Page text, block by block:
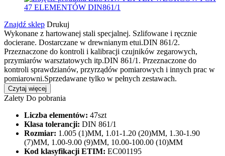
Znajdź sklep Drukuj
Wykonane z hartowanej stali specjalnej. Szlifowane i ręcznie
docierane. Dostarczane w drewnianym etui.DIN 861/2.
Przeznaczone do kontroli i kalibracji czujników zegarowych,
przymiarów warsztatowych itp.DIN 861/1. Przeznaczone do
kontroli sprawdzianów, przyrządów pomiarowych i innych prac w
pomiarowni.Sprzedawane tylko w pełnych zestawach.
Czytaj więcej
Zalety Do pobrania
Liczba elementów: 47szt
Klasa tolerancji: DIN 861/1
Rozmiar: 1.005 (1)MM, 1.01-1.20 (20)MM, 1.30-1.90
(7)MM, 1.00-9.00 (9)MM, 10.00-100.00 (10)MM
Kod klasyfikacji ETIM: EC001195